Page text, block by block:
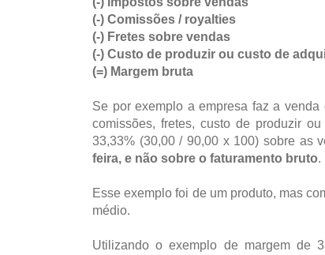
(-) Comissões / royalties
(-) Fretes sobre vendas
(-) Custo de produzir ou custo de
(=) Margem bruta
Se por exemplo a empresa faz a
comissões, fretes, custo de produzir
33,33% (30,00 / 90,00 x 100) sobre as
feira, e não sobre o faturamento bruto.
Esse exemplo foi de um produto, mas
médio.
Utilizando o exemplo de margem de